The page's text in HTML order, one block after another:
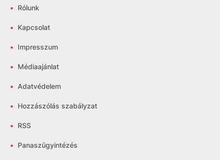
• Rólunk
• Kapcsolat
• Impresszum
• Médiaajánlat
• Adatvédelem
• Hozzászólás szabályzat
• RSS
• Panaszügyintézés